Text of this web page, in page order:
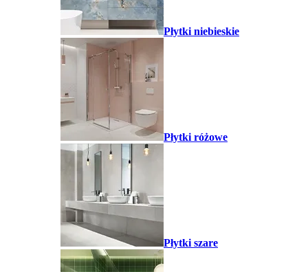
Płytki niebieskie
Płytki różowe
Płytki szare